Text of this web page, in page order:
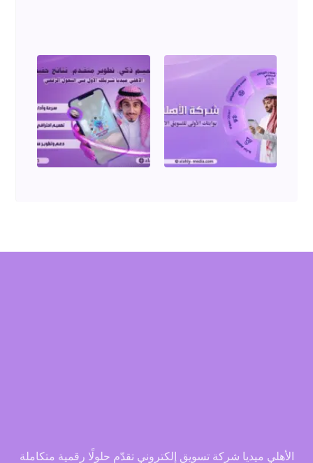
الأهلي ميديا شركة تسويق إلكتروني تقدّم حلولًا رقمية متكاملة